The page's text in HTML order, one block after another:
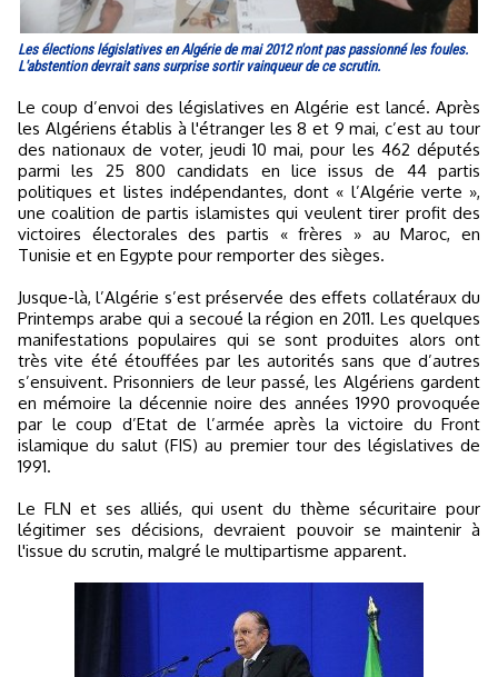
Les élections législatives en Algérie de mai 2012 n'ont pas passionné les foules.
L'abstention devrait sans surprise sortir vainqueur de ce scrutin.
Le coup d’envoi des législatives en Algérie est lancé. Après
les Algériens établis à l'étranger les 8 et 9 mai, c’est au tour
des nationaux de voter, jeudi 10 mai, pour les 462 députés
parmi les 25 800 candidats en lice issus de 44 partis
politiques et listes indépendantes, dont « l’Algérie verte »,
une coalition de partis islamistes qui veulent tirer profit des
victoires électorales des partis « frères » au Maroc, en
Tunisie et en Egypte pour remporter des sièges.
Jusque-là, l’Algérie s’est préservée des effets collatéraux du
Printemps arabe qui a secoué la région en 2011. Les quelques
manifestations populaires qui se sont produites alors ont
très vite été étouffées par les autorités sans que d’autres
s’ensuivent. Prisonniers de leur passé, les Algériens gardent
en mémoire la décennie noire des années 1990 provoquée
par le coup d’Etat de l’armée après la victoire du Front
islamique du salut (FIS) au premier tour des législatives de
1991.
Le FLN et ses alliés, qui usent du thème sécuritaire pour
légitimer ses décisions, devraient pouvoir se maintenir à
l'issue du scrutin, malgré le multipartisme apparent.